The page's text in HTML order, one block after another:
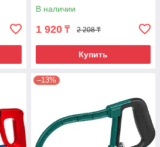
В наличии
1 920 ₸ 2 208 ₸
Купить
–13%